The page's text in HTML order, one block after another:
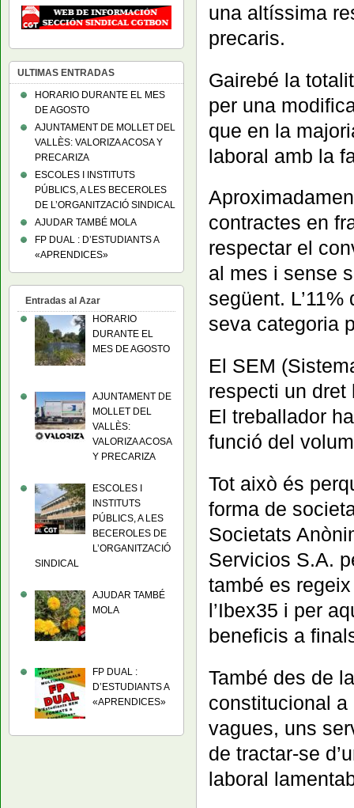
una altíssima
precaris.
Gairebé la
per una
que en la
laboral amb la
contractes en
respectar el
al mes i sense
següent.
seva categoria
El SEM
respecti un dret
El treballador
funció del
Tot això és
forma de
Societats
Servicios S.A.
també es
l’Ibex35 i per
beneficis a
També des de
constitucional
vagues, uns
de tractar-se
laboral
ULTIMAS ENTRADAS
HORARIO DURANTE EL MES
DE AGOSTO
AJUNTAMENT DE MOLLET DEL
VALLÈS: VALORIZA ACOSA Y
PRECARIZA
ESCOLES I INSTITUTS
PÚBLICS, A LES BECEROLES
DE L’ORGANITZACIÓ SINDICAL
AJUDAR TAMBÉ MOLA
FP DUAL : D’ESTUDIANTS A
«APRENDICES»
Entradas al Azar
HORARIO
DURANTE EL
MES DE AGOSTO
AJUNTAMENT DE
MOLLET DEL
VALLÈS:
VALORIZA ACOSA
Y PRECARIZA
ESCOLES I
INSTITUTS
PÚBLICS, A LES
BECEROLES DE
L’ORGANITZACIÓ
SINDICAL
AJUDAR TAMBÉ
MOLA
FP DUAL :
D’ESTUDIANTS A
«APRENDICES»